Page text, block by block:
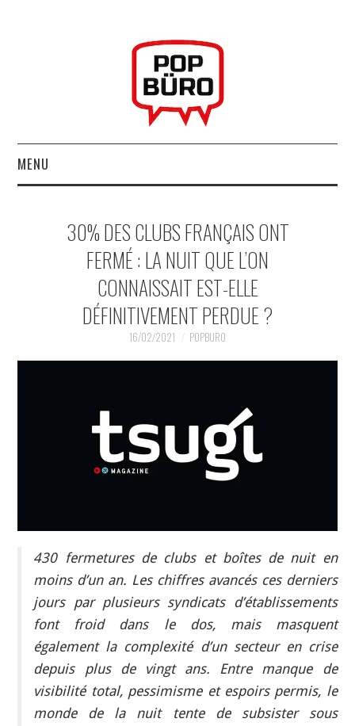
MENU
MUSIQUESACTUELLES.NET
GABBA GABBA HEY !
LES LABELS
INDÉPENDANTS
30% DES CLUBS FRANÇAIS ONT
FERMÉ : LA NUIT QUE L’ON
CONNAISSAIT EST-ELLE
DÉFINITIVEMENT PERDUE ?
16/02/2021 POPBURO
430 fermetures de clubs et boîtes de nuit en
moins d’un an. Les chiffres avancés ces derniers
jours par plusieurs syndicats d’établissements
font froid dans le dos, mais masquent
également la complexité d’un secteur en crise
depuis plus de vingt ans. Entre manque de
visibilité total, pessimisme et espoirs permis, le
monde de la nuit tente de subsister sous